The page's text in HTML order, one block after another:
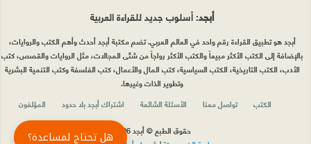
أبجد: أسلوب جديد للقراءة العربية
أبجد هو تطبيق القراءة رقم واحد في العالم العربي. تضم مكتبة أبجد أحدث وأهم الكتب والروايات،
بالإضافة إلى الكتب الأكثر مبيعاً والكتب الأكثر رواجاً من شتّى المجالات، مثل الروايات والقصص، كتب
الأدب، الكتب التاريخية، الكتب السياسية، كتب المال والأعمال، كتب الفلسفة وكتب التنمية البشرية
وتطوير الذات وغيرها.
الكتب
تواصل معنا الأسئلة الشائعة اشتراك أبجد بلا حدود
المؤلفون
حقوق الطبع © أبجد 2026
هل تحتاج لمساعدة؟